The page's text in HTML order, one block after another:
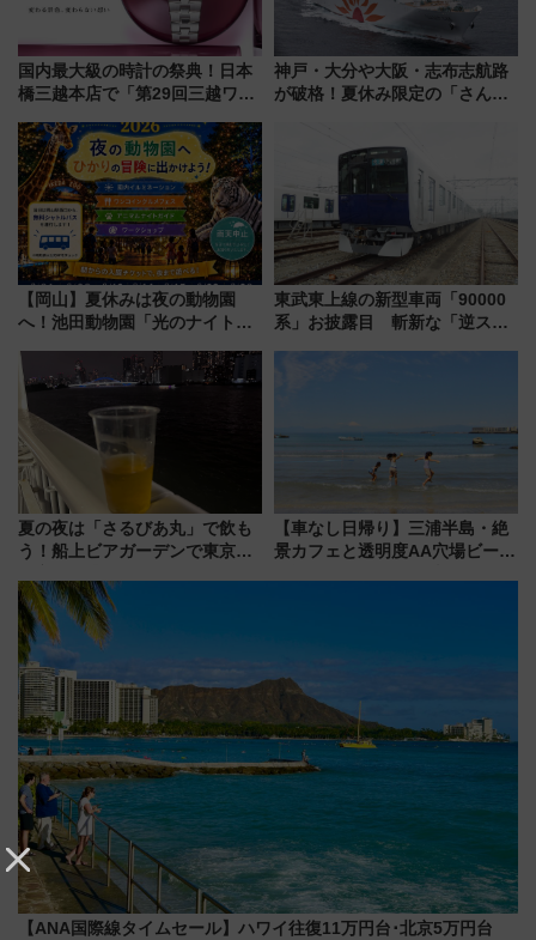
国内最大級の時計の祭典！日本
橋三越本店で「第29回三越ワー
【2026年8月5日～25日】
神戸・大分や大阪・志布志航路
が破格！夏休み限定の「さんふ
快適な船旅はいかが？
【岡山】夏休みは夜の動物園
へ！池田動物園「光のナイトズ
な夜
東武東上線の新型車両「90000
系」お披露目 斬新な「逆スラ
放的な車内空間に注目、デビュ
夏の夜は「さるびあ丸」で飲も
う！船上ビアガーデンで東京湾
杯……工場直送生ビールや島グ
ルメが美味い
【車なし日帰り】三浦半島・絶
景カフェと透明度AA穴場ビーチ
【ANA国際線タイムセール】ハワイ往復11万円台･北京5万円台